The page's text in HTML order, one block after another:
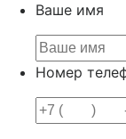
Ваше имя
Номер